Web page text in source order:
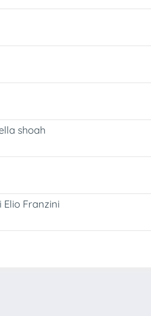
shoah
Franzini